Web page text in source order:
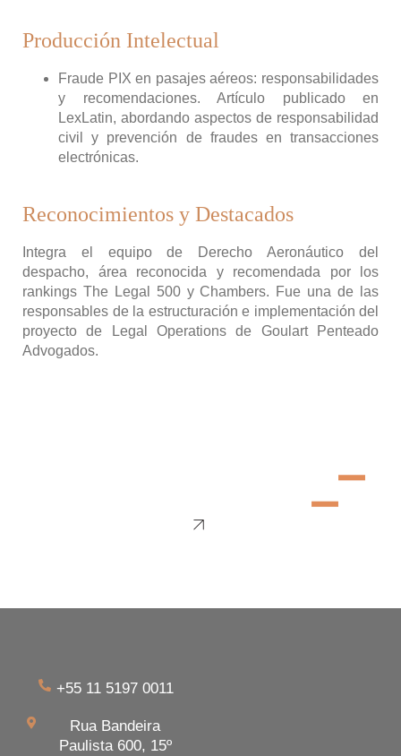
Producción Intelectual
Fraude PIX en pasajes aéreos: responsabilidades
y recomendaciones. Artículo publicado en
LexLatin, abordando aspectos de responsabilidad
civil y prevención de fraudes en transacciones
electrónicas.
Reconocimientos y Destacados
Integra el equipo de Derecho Aeronáutico del
despacho, área reconocida y recomendada por los
rankings The Legal 500 y Chambers. Fue una de las
responsables de la estructuración e implementación del
proyecto de Legal Operations de Goulart Penteado
Advogados.
+55 11 5197 0011
Rua Bandeira
Paulista 600, 15º